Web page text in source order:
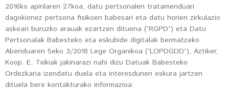
2016ko apirilaren 27koa, datu pertsonalen tratamenduari
dagokionez pertsona fisikoen babesari eta datu horien zirkulazio
askeari buruzko arauak ezartzen dituena (“RGPD”) eta Datu
Pertsonalak Babesteko eta eskubide digitalak bermatzeko
Abenduaren 5eko 3/2018 Lege Organikoa (“LOPDGDD”), Aztiker,
Koop. E. Txikiak jakinarazi nahi dizu Datuak Babesteko
Ordezkaria izendatu duela eta interesdunen eskura jartzen
dituela bere kontakturako informazioa: